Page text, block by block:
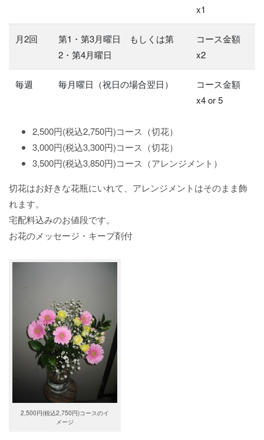
x1
月2回
第1・第3月曜日 もしくは第
2・第4月曜日
コース金額
x2
毎週 毎月曜日（祝日の場合翌日）
コース金額
x4 or 5
2,500円(税込2,750円)コース（切花）
3,000円(税込3,300円)コース（切花）
3,500円(税込3,850円)コース（アレンジメント）
切花はお好きな花瓶にいれて、アレンジメントはそのまま飾
れます。
宅配料込みのお値段です。
お花のメッセージ・キープ剤付
2,500円(税込2,750円)コースのイ
メージ